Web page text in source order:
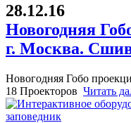
28.12.16
Новогодняя
г. Москва.
Новогодняя Гобо
18 Проекторов Читать